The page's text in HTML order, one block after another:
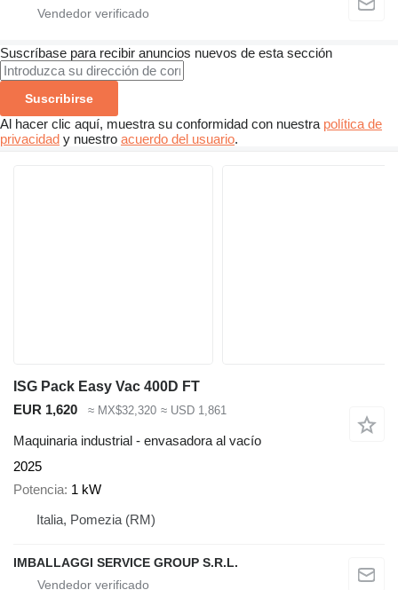
Suscríbase para recibir anuncios nuevos de esta sección
Suscribirse
Al hacer clic aquí, muestra su conformidad con nuestra política de
privacidad y nuestro acuerdo del usuario.
ISG Pack Easy Vac 400D FT
EUR 1,620
≈ MX$32,320 ≈ USD 1,861
Maquinaria industrial - envasadora al vacío
2025
Potencia 1 kW
Italia, Pomezia (RM)
IMBALLAGGI SERVICE GROUP S.R.L.